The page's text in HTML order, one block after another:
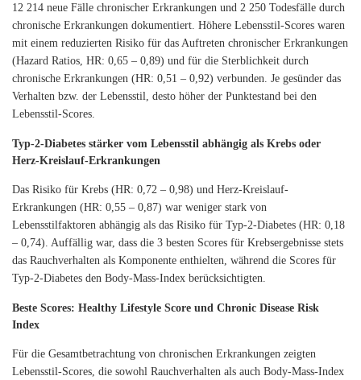
12 214 neue Fälle chronischer Erkrankungen und 2 250 Todesfälle durch
chronische Erkrankungen dokumentiert. Höhere Lebensstil-Scores waren
mit einem reduzierten Risiko für das Auftreten chronischer Erkrankungen
(Hazard Ratios, HR: 0,65 – 0,89) und für die Sterblichkeit durch
chronische Erkrankungen (HR: 0,51 – 0,92) verbunden. Je gesünder das
Verhalten bzw. der Lebensstil, desto höher der Punktestand bei den
Lebensstil-Scores.
Typ-2-Diabetes stärker vom Lebensstil abhängig als Krebs oder
Herz-Kreislauf-Erkrankungen
Das Risiko für Krebs (HR: 0,72 – 0,98) und Herz-Kreislauf-
Erkrankungen (HR: 0,55 – 0,87) war weniger stark von
Lebensstilfaktoren abhängig als das Risiko für Typ-2-Diabetes (HR: 0,18
– 0,74). Auffällig war, dass die 3 besten Scores für Krebsergebnisse stets
das Rauchverhalten als Komponente enthielten, während die Scores für
Typ-2-Diabetes den Body-Mass-Index berücksichtigten.
Beste Scores: Healthy Lifestyle Score und Chronic Disease Risk
Index
Für die Gesamtbetrachtung von chronischen Erkrankungen zeigten
Lebensstil-Scores, die sowohl Rauchverhalten als auch Body-Mass-Index